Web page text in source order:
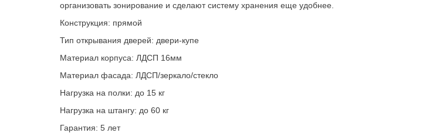
организовать зонирование и сделают систему хранения еще удобнее.
Конструкция: прямой
Тип открывания дверей: двери-купе
Материал корпуса: ЛДСП 16мм
Материал фасада: ЛДСП/зеркало/стекло
Нагрузка на полки: до 15 кг
Нагрузка на штангу: до 60 кг
Гарантия: 5 лет